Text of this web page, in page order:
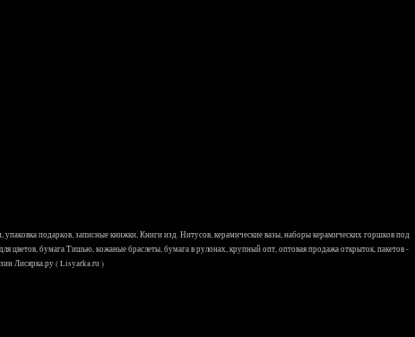
подарков, записные книжки, Книги изд. Нитусов, керамические вазы, наборы керамических горшков под
цветов, бумага Тишью, кожаные браслеты, бумага в рулонах, крупный опт, оптовая продажа открыток, пакетов -
Лисярка.ру ( Lisyarka.ru )